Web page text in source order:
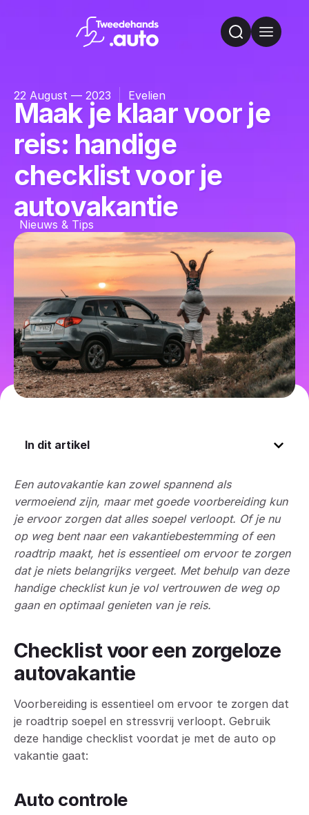
22 August — 2023 Evelien
Maak je klaar voor je
reis: handige
checklist voor je
autovakantie
Nieuws & Tips
Een autovakantie kan zowel spannend als
vermoeiend zijn, maar met goede voorbereiding kun
je ervoor zorgen dat alles soepel verloopt. Of je nu
op weg bent naar een vakantiebestemming of een
roadtrip maakt, het is essentieel om ervoor te zorgen
dat je niets belangrijks vergeet. Met behulp van deze
handige checklist kun je vol vertrouwen de weg op
gaan en optimaal genieten van je reis.
Checklist voor een zorgeloze
autovakantie
Voorbereiding is essentieel om ervoor te zorgen dat
je roadtrip soepel en stressvrij verloopt. Gebruik
deze handige checklist voordat je met de auto op
vakantie gaat:
Auto controle
In dit artikel